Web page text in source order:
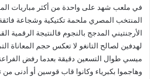
في ملعب شهد على واحدة من أكثر مباريات
المنتخب المصري ملحمة تكتيكية وشجاعة
الأرجنتيني المدجج بالنجوم فالنتيجة الرقمية
لهدفين لصالح التانغو لا تعكس حجم المعاناة
ميسي طوال التسعين دقيقة بعدما رفض
وهاجموا بكبرياء وكانوا قاب قوسين أو أدنى